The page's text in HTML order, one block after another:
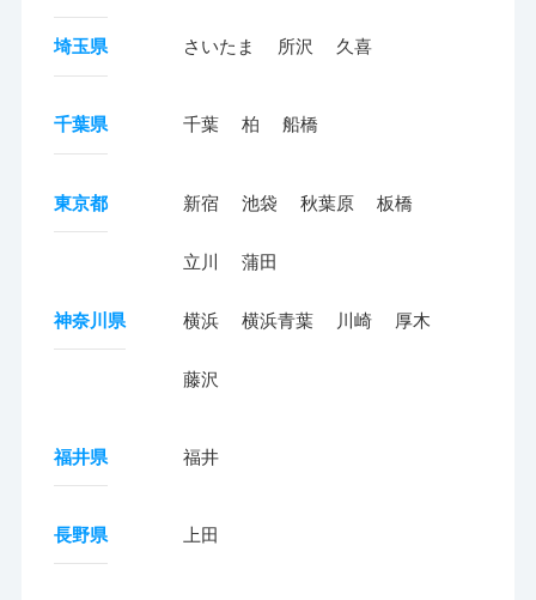
埼玉県 さいたま 所沢 久喜
千葉県 千葉 柏 船橋
東京都 新宿 池袋 秋葉原 板橋
立川 蒲田
神奈川県 横浜 横浜青葉 川崎 厚木
藤沢
福井県 福井
長野県 上田